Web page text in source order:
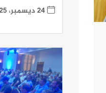
24 ديسمبر، 2025